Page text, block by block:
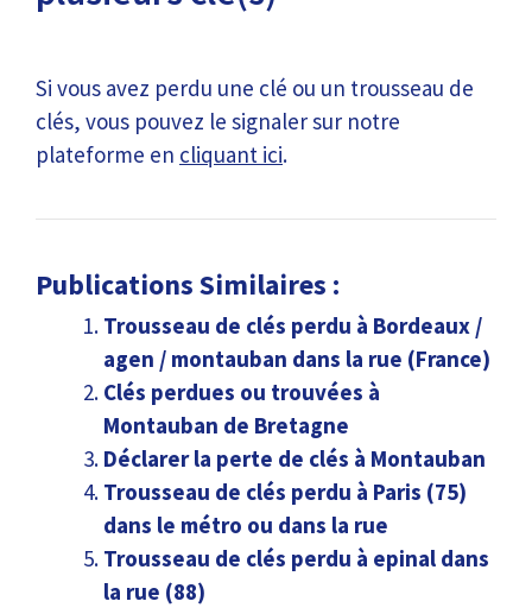
Si vous avez perdu une clé ou un trousseau de
clés, vous pouvez le signaler sur notre
plateforme en cliquant ici.
Publications Similaires :
Trousseau de clés perdu à Bordeaux /
agen / montauban dans la rue (France)
Clés perdues ou trouvées à
Montauban de Bretagne
Déclarer la perte de clés à Montauban
Trousseau de clés perdu à Paris (75)
dans le métro ou dans la rue
Trousseau de clés perdu à epinal dans
la rue (88)